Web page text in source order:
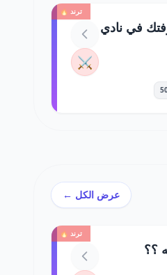
ترند 🔥
في نادي
⚔️
عرض الكل ←
ترند 🔥
؟؟